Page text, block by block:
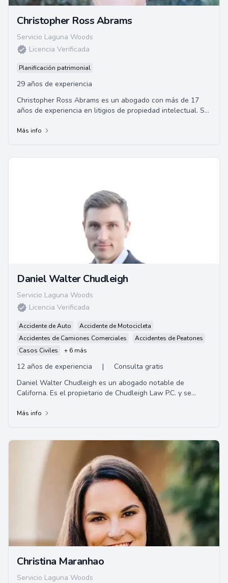
Christopher Ross Abrams
Servicio Laguna Woods
Licencia Verificada
Planificación patrimonial
29 años de experiencia
Christopher Ross Abrams es un abogado con más de 17
años de experiencia en litigios de propiedad intelectual. Su
Más info
Daniel Walter Chudleigh
Servicio Laguna Woods
Licencia Verificada
Accidente de Auto
Accidente de Motocicleta
Accidentes de Camiones Comerciales
Accidentes de Peatones
Casos Civiles
+ 6 más
12 años de experiencia |
Consulta gratis
Daniel Walter Chudleigh es un abogado notable de
Californa. Es el propietario de Chudleigh Law P.C. y se
Más info
Christina Maranhao
Servicio Laguna Woods